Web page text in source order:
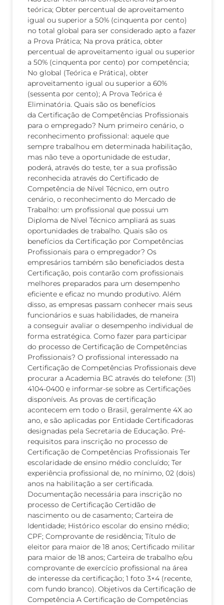
teórica; Obter percentual de aproveitamento
igual ou superior a 50% (cinquenta por cento)
no total global para ser considerado apto a fazer
a Prova Prática; Na prova prática, obter
percentual de aproveitamento igual ou superior
a 50% (cinquenta por cento) por competência;
No global (Teórica e Prática), obter
aproveitamento igual ou superior a 60%
(sessenta por cento); A Prova Teórica é
Eliminatória. Quais são os benefícios
da Certificação de Competências Profissionais
para o empregado? Num primeiro cenário, o
reconhecimento profissional: aquele que
sempre trabalhou em determinada habilitação,
mas não teve a oportunidade de estudar,
poderá, através do teste, ter a sua profissão
reconhecida através do Certificado de
Competência de Nível Técnico, em outro
cenário, o reconhecimento do Mercado de
Trabalho: um profissional que possui um
Diploma de Nível Técnico ampliará as suas
oportunidades de trabalho. Quais são os
benefícios da Certificação por Competências
Profissionais para o empregador? Os
empresários também são beneficiados desta
Certificação, pois contarão com profissionais
melhores preparados para um desempenho
eficiente e eficaz no mundo produtivo. Além
disso, as empresas passam conhecer mais seus
funcionários e suas habilidades, de maneira
a conseguir avaliar o desempenho individual de
forma estratégica. Como fazer para participar
do processo de Certificação de Competências
Profissionais? O profissional interessado na
Certificação de Competências Profissionais deve
procurar a Academia BC através do telefone: (31)
4104-0400 e informar-se sobre as Certificações
disponíveis. As provas de certificação
acontecem em todo o Brasil, geralmente 4X ao
ano, e são aplicadas por Entidade Certificadoras
designadas pela Secretaria de Educação. Pré-
requisitos para inscrição no processo de
Certificação de Competências Profissionais Ter
escolaridade de ensino médio concluído; Ter
experiência profissional de, no mínimo, 02 (dois)
anos na habilitação a ser certificada.
Documentação necessária para inscrição no
processo de Certificação Certidão de
nascimento ou de casamento; Carteira de
Identidade; Histórico escolar do ensino médio;
CPF; Comprovante de residência; Título de
eleitor para maior de 18 anos; Certificado militar
para maior de 18 anos; Carteira de trabalho e/ou
comprovante de exercício profissional na área
de interesse da certificação; 1 foto 3×4 (recente,
com fundo branco). Objetivos da Certificação de
Competência A Certificação de Competências